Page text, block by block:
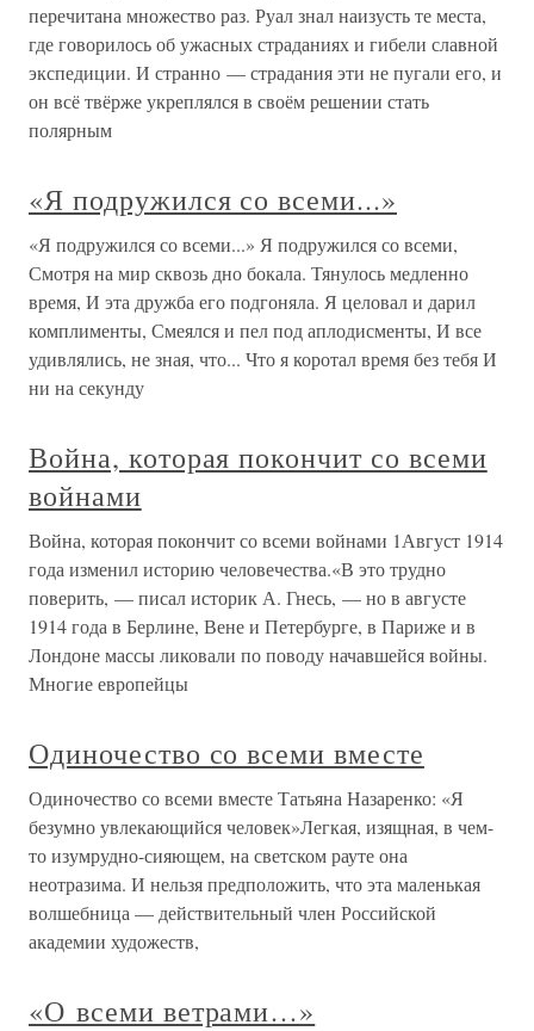
перечитана множество раз. Руал знал наизусть те места,
где говорилось об ужасных страданиях и гибели славной
экспедиции. И странно — страдания эти не пугали его, и
он всё твёрже укреплялся в своём решении стать
полярным
«Я подружился со всеми...»
«Я подружился со всеми...» Я подружился со всеми,
Смотря на мир сквозь дно бокала. Тянулось медленно
время, И эта дружба его подгоняла. Я целовал и дарил
комплименты, Смеялся и пел под аплодисменты, И все
удивлялись, не зная, что... Что я коротал время без тебя И
ни на секунду
Война, которая покончит со всеми
войнами
Война, которая покончит со всеми войнами 1Август 1914
года изменил историю человечества.«В это трудно
поверить, — писал историк А. Гнесь, — но в августе
1914 года в Берлине, Вене и Петербурге, в Париже и в
Лондоне массы ликовали по поводу начавшейся войны.
Многие европейцы
Одиночество со всеми вместе
Одиночество со всеми вместе Татьяна Назаренко: «Я
безумно увлекающийся человек»Легкая, изящная, в чем-
то изумрудно-сияющем, на светском рауте она
неотразима. И нельзя предположить, что эта маленькая
волшебница — действительный член Российской
академии художеств,
«О всеми ветрами…»